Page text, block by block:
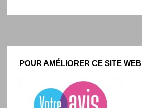
POUR AMÉLIORER CE SITE WEB